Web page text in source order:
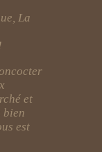
La
et
bien
est